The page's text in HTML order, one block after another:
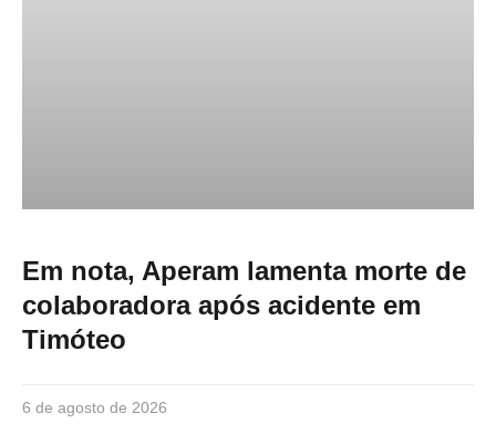
Em nota, Aperam lamenta morte de
colaboradora após acidente em
Timóteo
6 de agosto de 2026